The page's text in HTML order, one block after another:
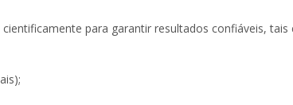
para garantir resultados confiáveis, tais